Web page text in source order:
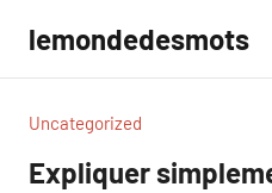
contenu
lemondedesmots
Uncategorized
Expliquer